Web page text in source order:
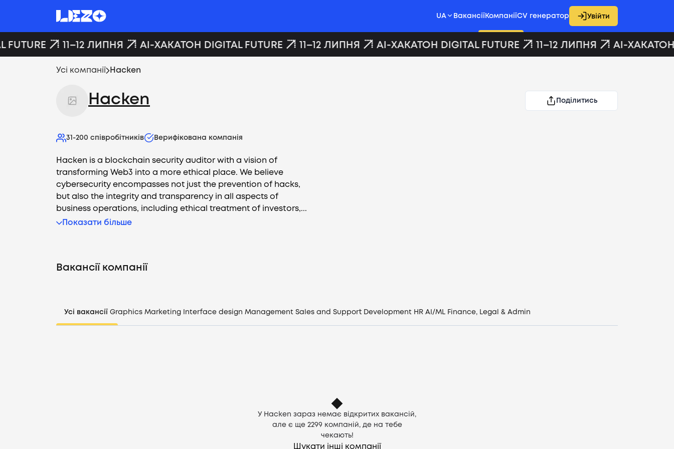
Увійти
UA Вакансії КомпаніїCV генератор Увійти
11–12 ЛИПНЯ AI-ХАКАТОН DIGITAL FUTURE 11–12 ЛИПНЯ AI-ХАКАТОН DIGITAL FUTURE 11–12 ЛИПНЯ AI-ХАКАТОН
Усі компанії Hacken
Hacken Поділитись
31-200 співробітників Верифікована компанія
Hacken is a blockchain security auditor with a vision of
transforming Web3 into a more ethical place. We believe
cybersecurity encompasses not just the prevention of hacks,
but also the integrity and transparency in all aspects of
business operations, including ethical treatment of investors,...
Показати більше
Вакансії компанії
Усі вакансії Graphics Marketing Interface design Management Sales and Support Development HR AI/ML Finance, Legal & Admin
У Hacken зараз немає відкритих вакансій,
але є ще 2299 компаній, де на тебе
чекають!
Шукати інші компанії